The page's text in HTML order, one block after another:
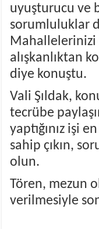
uyuşturucu ve
sorumluluklar
Mahallelerinizi
alışkanlıktan
diye konuştu.
Vali Şıldak,
tecrübe
yaptığınız işi
sahip çıkın,
olun.
Tören, mezun
verilmesiyle